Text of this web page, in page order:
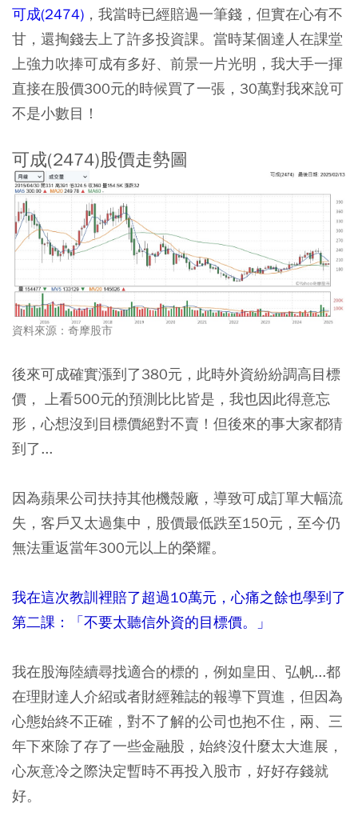
可成(2474) ，我當時已經賠過一筆錢，但實在心有不
甘，還掏錢去上了許多投資課。當時某個達人在課堂
上強力吹捧可成有多好、前景一片光明，我大手一揮
直接在股價300元的時候買了一張，30萬對我來說可
不是小數目！
可成(2474)股價走勢圖
資料來源：奇摩股市
後來可成確實漲到了380元，此時外資紛紛調高目標
價， 上看500元的預測比比皆是，我也因此得意忘
形，心想沒到目標價絕對不賣！但後來的事大家都猜
到了...
因為蘋果公司扶持其他機殼廠，導致可成訂單大幅流
失，客戶又太過集中，股價最低跌至150元，至今仍
無法重返當年300元以上的榮耀。
我在這次教訓裡賠了超過10萬元，心痛之餘也學到了
第二課：「不要太聽信外資的目標價。」
我在股海陸續尋找適合的標的，例如皇田、弘帆...都
在理財達人介紹或者財經雜誌的報導下買進，但因為
心態始終不正確，對不了解的公司也抱不住，兩、三
年下來除了存了一些金融股，始終沒什麼太大進展，
心灰意冷之際決定暫時不再投入股市，好好存錢就
好。